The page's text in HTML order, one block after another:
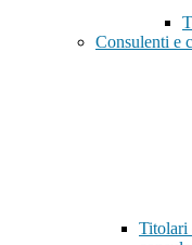
Consulenti e
Titolari